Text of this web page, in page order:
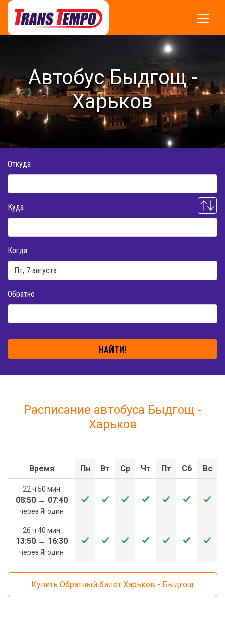
Автобус Быдгощ -
Харьков
Откуда
Куда
Когда
Обратно
НАЙТИ!
Расписание автобуса Быдгощ -
Харьков
Время Пн Вт Ср Чт Пт Сб Вс
22 ч 50 мин
08:50→ 07:40
через Ягодин
26 ч 40 мин
13:50→ 16:30
через Ягодин
Купить Обратный билет Харьков - Быдгощ